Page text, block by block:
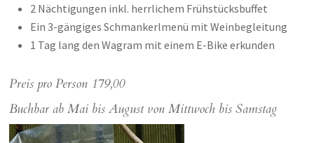
2 Nächtigungen inkl. herrlichem Frühstücksbuffet
Ein 3-gängiges Schmankerlmenü mit Weinbegleitung
1 Tag lang den Wagram mit einem E-Bike erkunden
Preis pro Person 179,00
Buchbar ab Mai bis August von Mittwoch bis Samstag